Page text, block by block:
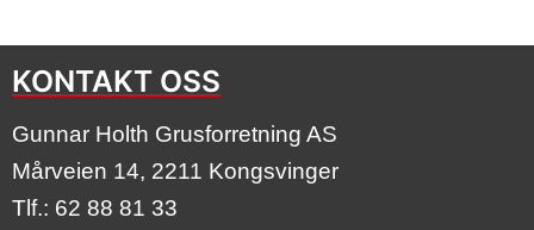
KONTAKT OSS
Gunnar Holth Grusforretning AS
Mårveien 14, 2211 Kongsvinger
Tlf.: 62 88 81 33